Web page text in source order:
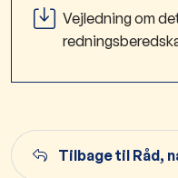
Vejledning om
Tilbage til Råd,